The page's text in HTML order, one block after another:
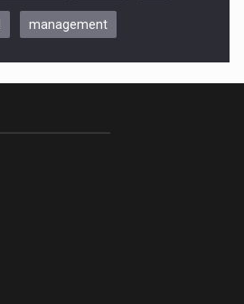
CLUJ, 9 Decembrie
ARTEMIS LETO, ORADEA, 8
management